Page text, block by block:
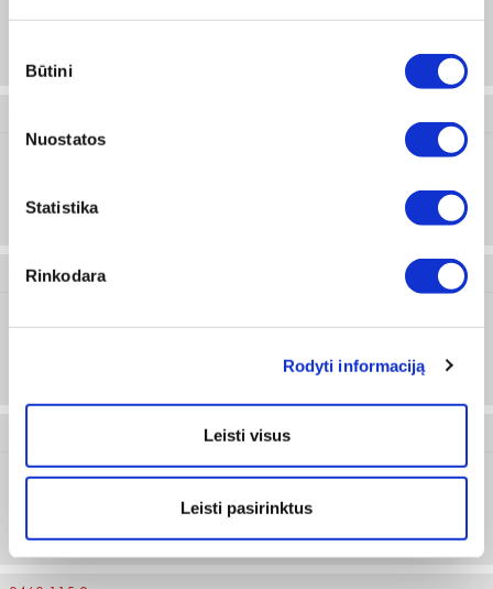
pasirinkimas
Būtini
Nuostatos
Statistika
Rinkodara
Rodyti informaciją
Leisti visus
Leisti pasirinktus
Prisijungti arba registruotis
0468 114 0
1 m
Prisijungti arba registruotis